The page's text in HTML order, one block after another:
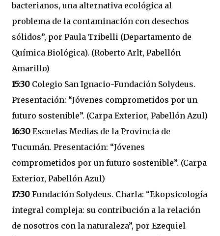
bacterianos, una alternativa ecológica al
problema de la contaminación con desechos
sólidos”, por Paula Tribelli (Departamento de
Química Biológica). (Roberto Arlt, Pabellón
Amarillo)
15:30 Colegio San Ignacio-Fundación Solydeus.
Presentación: “Jóvenes comprometidos por un
futuro sostenible”. (Carpa Exterior, Pabellón Azul)
16:30 Escuelas Medias de la Provincia de
Tucumán. Presentación: “Jóvenes
comprometidos por un futuro sostenible”. (Carpa
Exterior, Pabellón Azul)
17:30 Fundación Solydeus. Charla: “Ekopsicología
integral compleja: su contribución a la relación
de nosotros con la naturaleza”, por Ezequiel